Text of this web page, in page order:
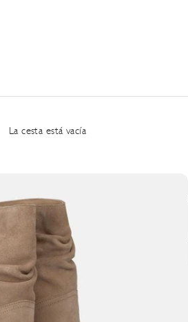
La cesta está vacía